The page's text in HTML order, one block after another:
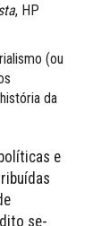
, HP
(ou
da
e
dito se­